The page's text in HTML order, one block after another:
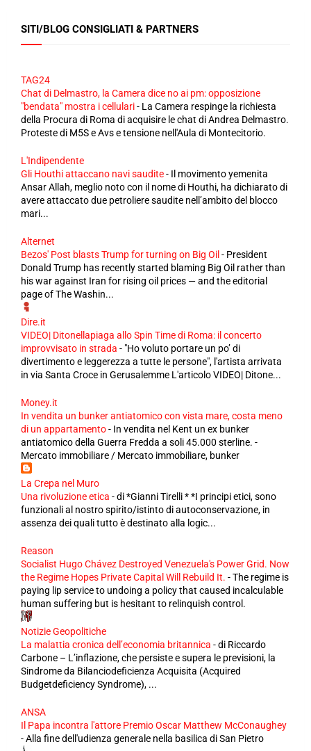
SITI/BLOG CONSIGLIATI & PARTNERS
TAG24
Chat di Delmastro, la Camera dice no ai pm: opposizione
"bendata" mostra i cellulari- La Camera respinge la richiesta
della Procura di Roma di acquisire le chat di Andrea Delmastro.
Proteste di M5S e Avs e tensione nell'Aula di Montecitorio.
L'Indipendente
Gli Houthi attaccano navi saudite- Il movimento yemenita
Ansar Allah, meglio noto con il nome di Houthi, ha dichiarato di
avere attaccato due petroliere saudite nell’ambito del blocco
mari...
Alternet
Bezos' Post blasts Trump for turning on Big Oil - President
Donald Trump has recently started blaming Big Oil rather than
his war against Iran for rising oil prices — and the editorial
page of The Washin...
Dire.it
VIDEO| Ditonellapiaga allo Spin Time di Roma: il concerto
improvvisato in strada - "Ho voluto portare un po’ di
divertimento e leggerezza a tutte le persone", l'artista arrivata
in via Santa Croce in Gerusalemme L'articolo VIDEO| Ditone...
Money.it
In vendita un bunker antiatomico con vista mare, costa meno
di un appartamento- In vendita nel Kent un ex bunker
antiatomico della Guerra Fredda a soli 45.000 sterline. -
Mercato immobiliare / Mercato immobiliare, bunker
La Crepa nel Muro
Una rivoluzione etica -di *Gianni Tirelli * *I principi etici, sono
funzionali al nostro spirito/istinto di autoconservazione, in
assenza dei quali tutto è destinato alla logic...
Reason
Socialist Hugo Chávez Destroyed Venezuela's Power Grid. Now
the Regime Hopes Private Capital Will Rebuild It. -The regime is
paying lip service to undoing a policy that caused incalculable
human suffering but is hesitant to relinquish control.
Notizie Geopolitiche
La malattia cronica dell’economia britannica -di Riccardo
Carbone – L’inflazione, che persiste e supera le previsioni, la
Sindrome da Bilanciodeficienza Acquisita (Acquired
Budgetdeficiency Syndrome), ...
ANSA
Il Papa incontra l'attore Premio Oscar Matthew McConaughey
-Alla fine dell'udienza generale nella basilica di San Pietro